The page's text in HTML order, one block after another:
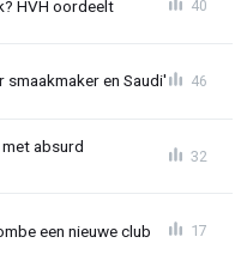
HVH oordeelt 40
en Saudi' 46
absurd
32
een nieuwe club 17